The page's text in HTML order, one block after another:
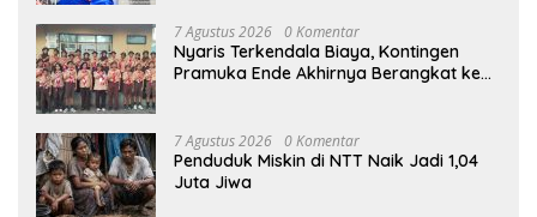
7 Agustus 2026 0 Komentar
Nyaris Terkendala Biaya, Kontingen
Pramuka Ende Akhirnya Berangkat ke
7 Agustus 2026 0 Komentar
Penduduk Miskin di NTT Naik Jadi 1,04
Juta Jiwa